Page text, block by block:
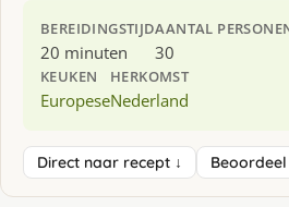
BEREIDINGSTIJD
20 minuten
AANTAL
30
KEUKEN
Europese
HERKOMST
Nederland
Direct naar recept ↓